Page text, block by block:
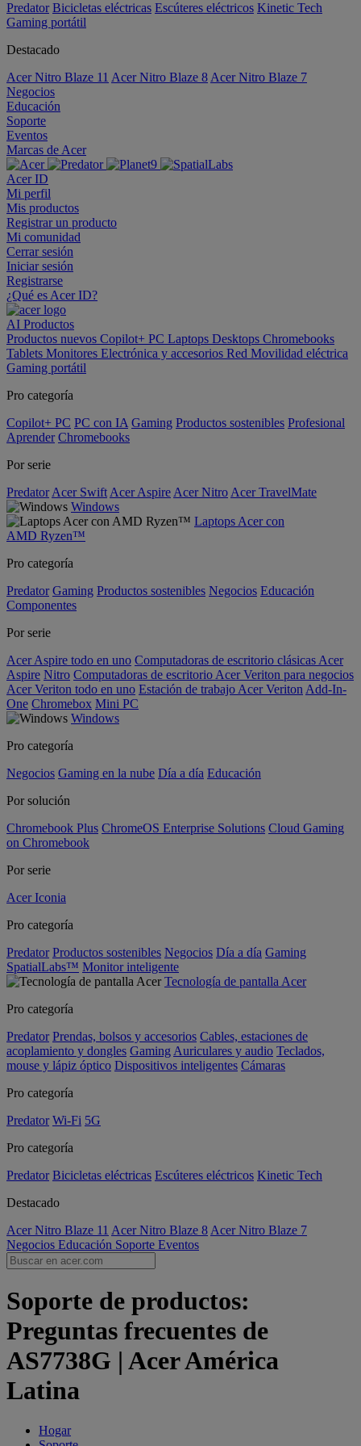
Predator Bicicletas eléctricas Escúteres eléctricos Kinetic Tech
Gaming portátil
Destacado
Acer Nitro Blaze 11 Acer Nitro Blaze 8 Acer Nitro Blaze 7
Negocios
Educación
Soporte
Eventos
Marcas de Acer
Acer ID
Mi perfil
Mis productos
Registrar un producto
Mi comunidad
Cerrar sesión
Iniciar sesión
Registrarse
¿Qué es Acer ID?
AI Productos
Productos nuevos Copilot+ PC Laptops Desktops Chromebooks
Tablets Monitores Electrónica y accesorios Red Movilidad eléctrica
Gaming portátil
Pro categoría
Copilot+ PC PC con IA Gaming Productos sostenibles Profesional
Aprender Chromebooks
Por serie
Predator Acer Swift Acer Aspire Acer Nitro Acer TravelMate
Windows
Laptops Acer con
AMD Ryzen™
Pro categoría
Predator Gaming Productos sostenibles Negocios Educación
Componentes
Por serie
Acer Aspire todo en uno Computadoras de escritorio clásicas Acer
Aspire Nitro Computadoras de escritorio Acer Veriton para negocios
Acer Veriton todo en uno Estación de trabajo Acer Veriton Add-In-
One Chromebox Mini PC
Windows
Pro categoría
Negocios Gaming en la nube Día a día Educación
Por solución
Chromebook Plus ChromeOS Enterprise Solutions Cloud Gaming
on Chromebook
Por serie
Acer Iconia
Pro categoría
Predator Productos sostenibles Negocios Día a día Gaming
SpatialLabs™ Monitor inteligente
Tecnología de pantalla Acer
Pro categoría
Predator Prendas, bolsos y accesorios Cables, estaciones de
acoplamiento y dongles Gaming Auriculares y audio Teclados,
mouse y lápiz óptico Dispositivos inteligentes Cámaras
Pro categoría
Predator Wi-Fi 5G
Pro categoría
Predator Bicicletas eléctricas Escúteres eléctricos Kinetic Tech
Destacado
Acer Nitro Blaze 11 Acer Nitro Blaze 8 Acer Nitro Blaze 7
Negocios Educación Soporte Eventos
Soporte de productos:
Preguntas frecuentes de
AS7738G | Acer América
Latina
Hogar